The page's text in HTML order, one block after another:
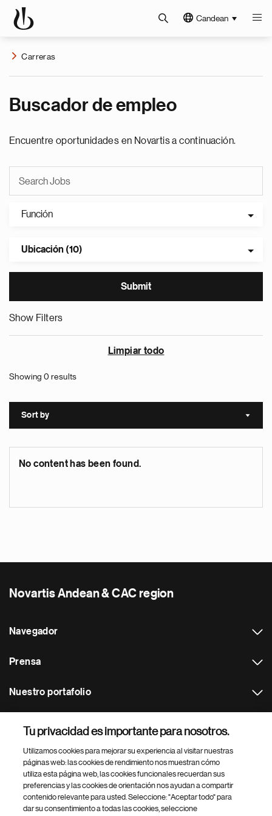
Candean
Carreras
Buscador de empleo
Encuentre oportunidades en Novartis a continuación.
Función
Ubicación (10)
Show Filters
Limpiar todo
Showing 0 results
Sort by Sort
No content has been found.
Novartis Andean & CAC region
Navegador
Prensa
Nuestro portafolio
Footer Site Search
Tu privacidad es importante para nosotros.
Utilizamos cookies para mejorar su experiencia al visitar nuestras
páginas web: las cookies de rendimiento nos muestran cómo
utiliza esta página web, las cookies funcionales recuerdan sus
preferencias y las cookies de orientación nos ayudan a compartir
contenido relevante para usted. Seleccione: "Aceptar todo" para
dar su consentimiento a todas las cookies, seleccione